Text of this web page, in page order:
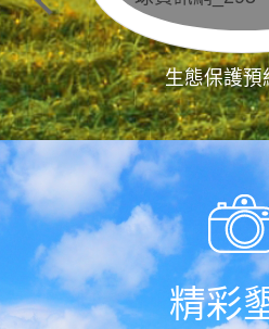
生態保護預
精彩